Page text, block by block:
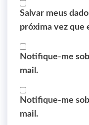
Salvar meus
próxima vez que
Notifique-me
mail.
Notifique-me
mail.